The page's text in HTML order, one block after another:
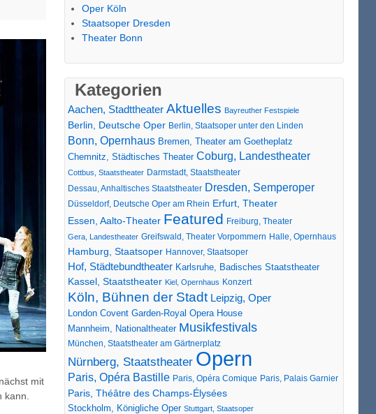
mit
Oper Köln
Staatsoper Dresden
Theater Bonn
Kategorien
Aachen, Stadttheater Aktuelles Bayreuther Festspiele
Berlin, Deutsche Oper Berlin, Staatsoper unter den Linden
Bonn, Opernhaus Bremen, Theater am Goetheplatz
Chemnitz, Städtisches Theater Coburg, Landestheater
Cottbus, Staatstheater Darmstadt, Staatstheater
Dessau, Anhaltisches Staatstheater Dresden, Semperoper
Düsseldorf, Deutsche Oper am Rhein Erfurt, Theater
Essen, Aalto-Theater Featured Freiburg, Theater
Gera, Landestheater Greifswald, Theater Vorpommern Halle, Opernhaus
Hamburg, Staatsoper Hannover, Staatsoper
Hof, Städtebundtheater Karlsruhe, Badisches Staatstheater
Kassel, Staatstheater Kiel, Opernhaus Konzert
Köln, Bühnen der Stadt Leipzig, Oper
London Covent Garden-Royal Opera House
Mannheim, Nationaltheater Musikfestivals
München, Staatstheater am Gärtnerplatz
Nürnberg, Staatstheater Opern
Paris, Opéra Bastille Paris, Opéra Comique Paris, Palais Garnier
Paris, Théâtre des Champs-Élysées
Stockholm, Königliche Oper Stuttgart, Staatsoper